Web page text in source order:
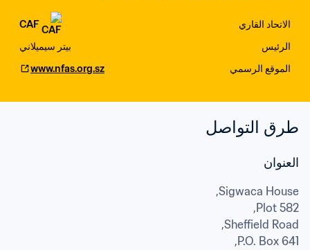
الاتحاد القاري
CAF
الرئيس
بيتر سيميلاني
الموقع الرسمي
www.nfas.org.sz
طرق التواصل
العنوان
P.O. Box 641,